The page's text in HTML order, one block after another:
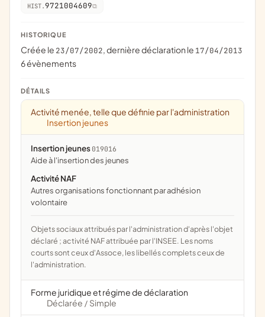
HIST.9721004609
HISTORIQUE
Créée le 23/07/2002, dernière déclaration le 17/04/2013
6 évènements
DÉTAILS
Activité menée, telle que définie par l'administration
Insertion jeunes
Insertion jeunes 019016
aide à l'insertion des jeunes
Activité NAF
Autres organisations fonctionnant par adhésion
volontaire
Objets sociaux attribués par l'administration d'après l'objet
déclaré ; activité NAF attribuée par l'INSEE. Les noms
courts sont ceux d'Assoce, les libellés complets ceux de
l'administration.
Forme juridique et régime de déclaration
Déclarée / Simple